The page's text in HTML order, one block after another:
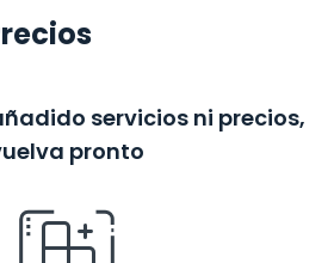
servicios ni precios,
pronto